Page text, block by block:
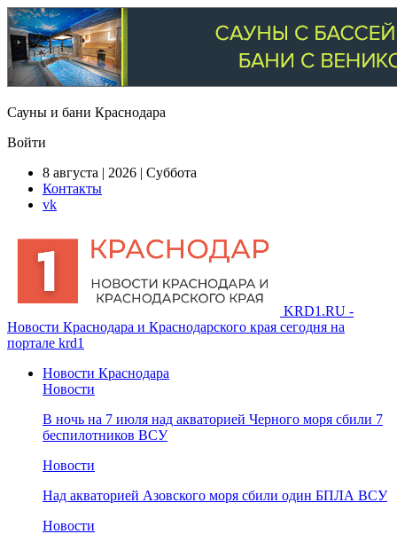
Сауны и бани Краснодара
Войти
8 августа | 2026 | Суббота
Контакты
vk
KRD1.RU -
Новости Краснодара и Краснодарского края сегодня на
портале krd1
Новости Краснодара
Новости
В ночь на 7 июля над акваторией Черного моря сбили 7
беспилотников ВСУ
Новости
Над акваторией Азовского моря сбили один БПЛА ВСУ
Новости